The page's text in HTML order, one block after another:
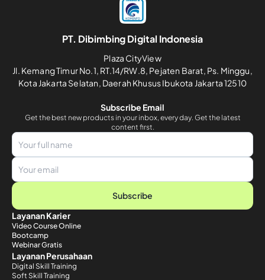
PT. Dibimbing Digital Indonesia
Plaza CityView
Jl. Kemang Timur No.1, RT.14/RW.8, Pejaten Barat, Ps. Minggu,
Kota Jakarta Selatan, Daerah Khusus Ibukota Jakarta 12510
Subscribe Email
Get the best new products in your inbox, every day. Get the latest
content first.
Subscribe
Layanan Karier
Video Course Online
Bootcamp
Webinar Gratis
Layanan Perusahaan
Digital Skill Training
Soft Skill Training